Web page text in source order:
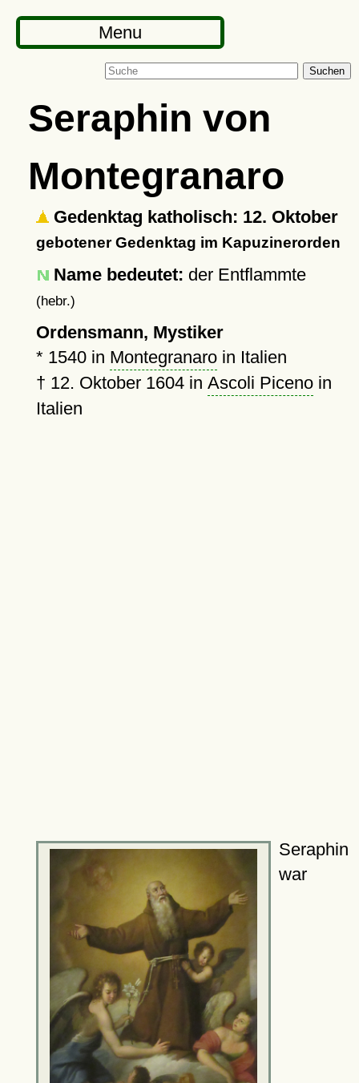
Menu
Suchen
Seraphin von
Montegranaro
Gedenktag katholisch: 12. Oktober
gebotener Gedenktag im Kapuzinerorden
Name bedeutet: der Entflammte
(hebr.)
Ordensmann, Mystiker
* 1540in Montegranaroin Italien
† 12. Oktober 1604in Ascoli Picenoin
Italien
Seraphin
war